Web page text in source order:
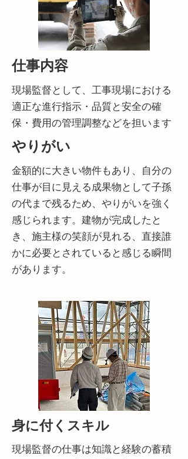
仕事内容
現場監督として、工事現場における
適正な進行指示・品質と安全の確
保・費用の管理調整などを担います
やりがい
金額的に大きい物件もあり、自分の
仕事が目に見える成果物として子孫
の代まで残るため、やりがいを強く
感じられます。建物が完成したと
き、施主様の笑顔が見れる、直接誰
かに必要とされていると感じる瞬間
があります。
身に付くスキル
現場監督の仕事は知識と経験の蓄積